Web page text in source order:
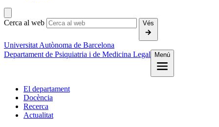
Cerca al web Vés
Universitat Autònoma de Barcelona
Departament de Psiquiatria i de Medicina Legal
Menú
El departament
Docència
Recerca
Actualitat